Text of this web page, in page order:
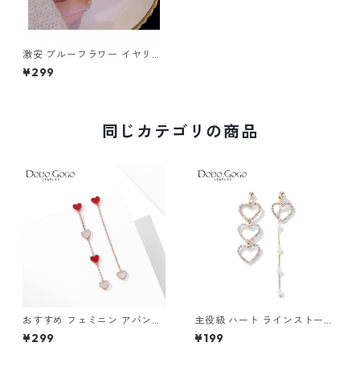
激安 ブルーフラワー イヤリン
グ 真珠ピアス m-348
¥299
同じカテゴリの商品
おすすめ フェミニン アバンギ
ャルド イヤリング ピアス m-
611
¥299
主役級 ハート ラインストーン
イヤリング ピアス m-688
¥199